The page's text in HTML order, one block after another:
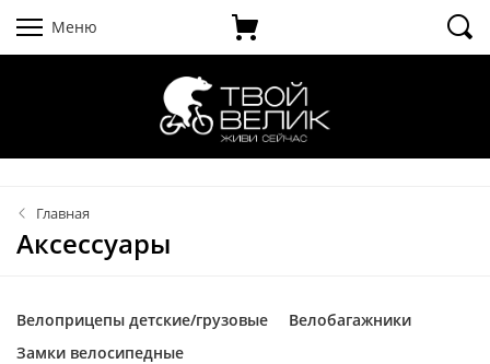
Меню
Главная
Аксессуары
Велоприцепы детские/грузовые
Велобагажники
Замки велосипедные